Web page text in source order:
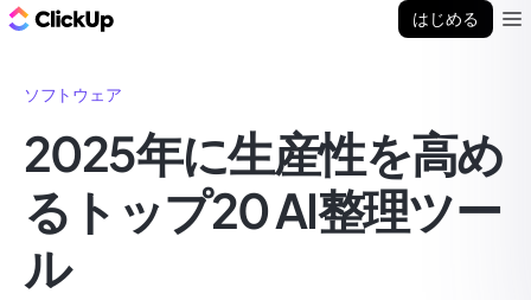
はじめる
ソフトウェア
2025年に生産性を高め
るトップ20 AI整理ツー
ル